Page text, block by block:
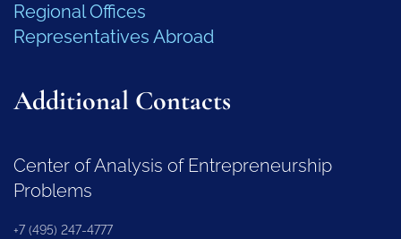
Regional Offices
Representatives Abroad
Additional Contacts
Center of Analysis of Entrepreneurship
Problems
+7 (495) 247-4777